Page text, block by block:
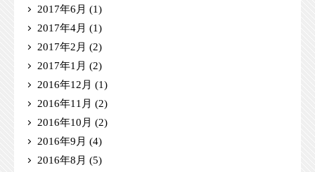
2017年6月 (1)
2017年4月 (1)
2017年2月 (2)
2017年1月 (2)
2016年12月 (1)
2016年11月 (2)
2016年10月 (2)
2016年9月 (4)
2016年8月 (5)